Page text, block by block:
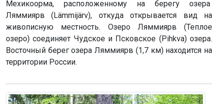
Мехикоорма, расположенному на берегу озера
Ляммиярв (Lämmijärv), откуда открывается вид на
живописную местность. Озеро Ляммиярв (Теплое
озеро) соединяет Чудское и Псковское (Pihkva) озера.
Восточный берег озера Ляммиярв (1,7 км) находится на
территории России.